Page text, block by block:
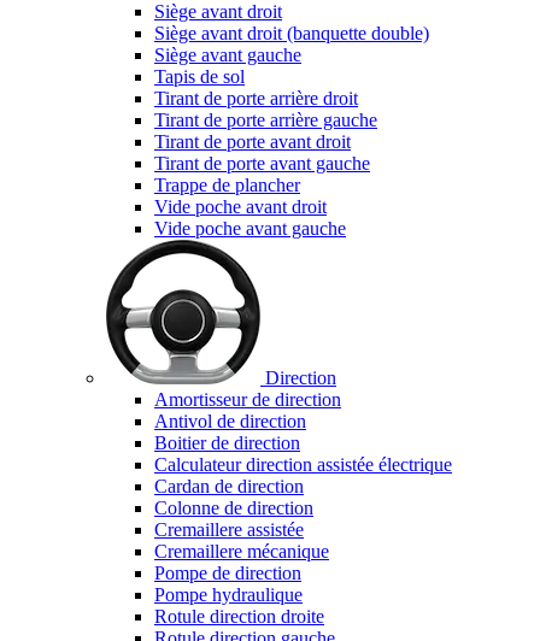
Siège avant droit
Siège avant droit (banquette double)
Siège avant gauche
Tapis de sol
Tirant de porte arrière droit
Tirant de porte arrière gauche
Tirant de porte avant droit
Tirant de porte avant gauche
Trappe de plancher
Vide poche avant droit
Vide poche avant gauche
Direction
Amortisseur de direction
Antivol de direction
Boitier de direction
Calculateur direction assistée électrique
Cardan de direction
Colonne de direction
Cremaillere assistée
Cremaillere mécanique
Pompe de direction
Pompe hydraulique
Rotule direction droite